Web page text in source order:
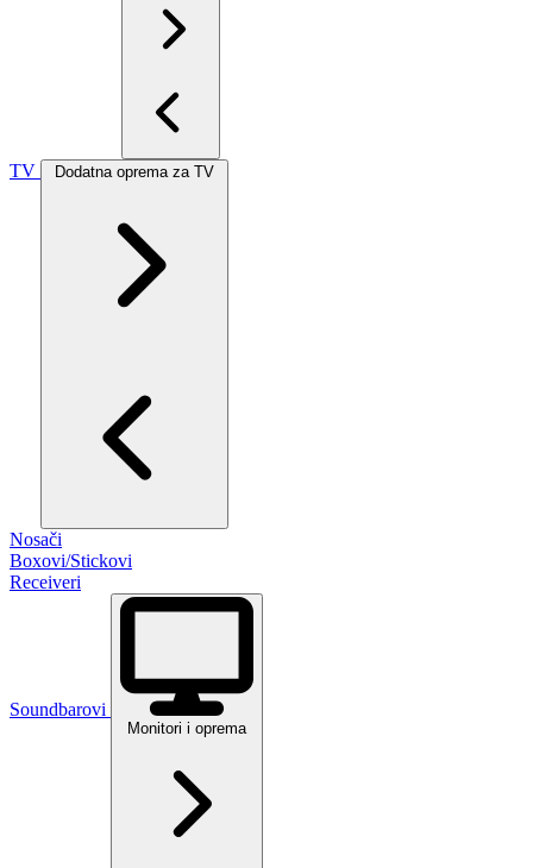
TV Dodatna oprema za TV
Nosači
Boxovi/Stickovi
Receiveri
Soundbarovi
Monitori i oprema